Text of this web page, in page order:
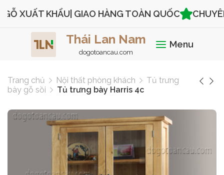
XUẤT KHẨU| GIAO HÀNG TOÀN QUỐC CHUYÊN
Thái Lan Nam
dogotoancau.com
Menu
Trang chủ Nội thất phòng khách
Tủ trưng
bày gỗ sồi
Tủ trưng bày Harris 4c